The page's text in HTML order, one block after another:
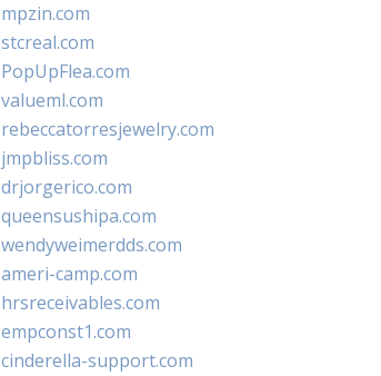
mpzin.com
stcreal.com
PopUpFlea.com
valueml.com
rebeccatorresjewelry.com
jmpbliss.com
drjorgerico.com
queensushipa.com
wendyweimerdds.com
ameri-camp.com
hrsreceivables.com
empconst1.com
cinderella-support.com